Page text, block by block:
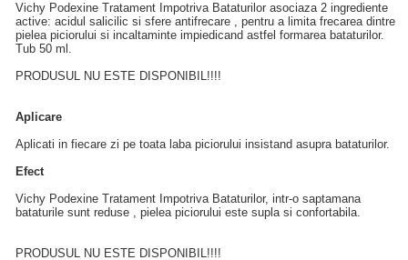
Vichy Podexine Tratament Impotriva Bataturilor asociaza 2 ingrediente
active: acidul salicilic si sfere antifrecare , pentru a limita frecarea dintre
pielea piciorului si incaltaminte impiedicand astfel formarea bataturilor.
Tub 50 ml.
PRODUSUL NU ESTE DISPONIBIL!!!!
Aplicare
Aplicati in fiecare zi pe toata laba piciorului insistand asupra bataturilor.
Efect
Vichy Podexine Tratament Impotriva Bataturilor, intr-o saptamana
bataturile sunt reduse , pielea piciorului este supla si confortabila.
PRODUSUL NU ESTE DISPONIBIL!!!!